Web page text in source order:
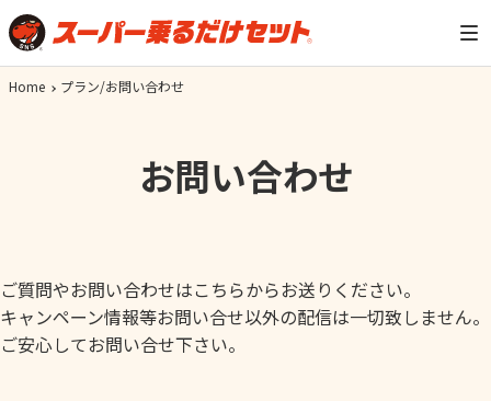
Home プラン/お問い合わせ
お問い合わせ
ご質問やお問い合わせはこちらからお送りください。
キャンペーン情報等お問い合せ以外の配信は一切致しません。
ご安心してお問い合せ下さい。